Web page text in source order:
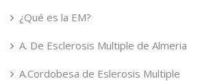
¿Qué es la EM?
A. De Esclerosis Multiple de Almeria
A.Cordobesa de Eslerosis Multiple